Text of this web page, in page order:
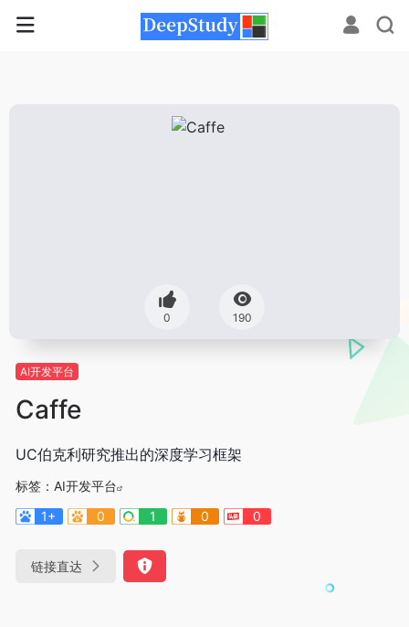
0 190
AI开发平台
Caffe
UC伯克利研究推出的深度学习框架
标签： AI开发平台
1+
0 1 0 0
链接直达